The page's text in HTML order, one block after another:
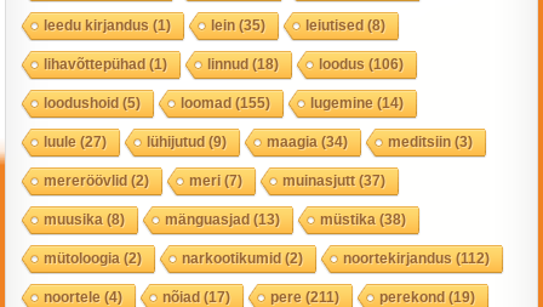
leedu kirjandus (1) lein(35) leiutised(8)
lihavõttepühad(1) linnud(18) loodus (106)
loodushoid(5) loomad(155) lugemine (14)
luule (27) lühijutud(9) maagia (34) meditsiin(3)
mereröövlid(2) meri(7) muinasjutt(37)
muusika (8) mänguasjad(13) müstika (38)
mütoloogia (2) narkootikumid(2) noortekirjandus (112)
noortele (4) nõiad(17) pere (211) perekond(19)